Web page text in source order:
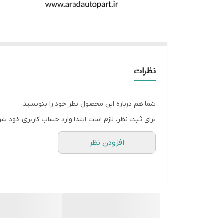
نظرات
شما هم درباره این محصول نظر خود را بنویسید.
برای ثبت نظر، لازم است ابتدا وارد حساب کاربری خود
افزودن نظر